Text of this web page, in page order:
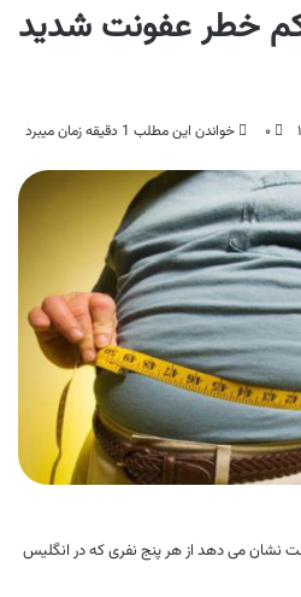
خطر عفونت شدید
۰ خواندن این مطلب 1 دقیقه زمان میبرد
نشان می دهد از هر پنج نفری که در انگلیس